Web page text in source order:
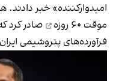
امیدوارکننده» خبر
موقت ۶۰ روزه
صادر کرد
فرآورده‌های پتروشیمی ایران تا ۳۰ مرداد مجاز